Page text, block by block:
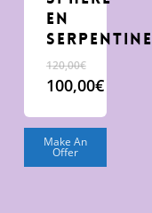
en
serpentine
120,00€
Le
initial
était :
120,00€.
100,00€
prix
actuel
est :
Make An
Offer